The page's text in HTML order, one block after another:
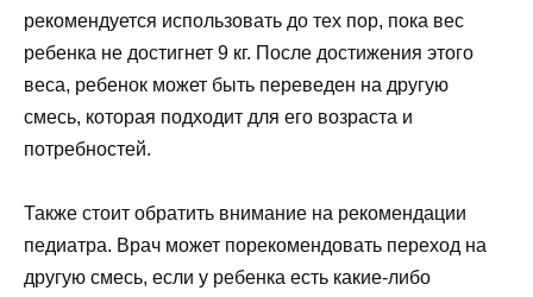
рекомендуется использовать до тех пор, пока вес
ребенка не достигнет 9 кг. После достижения этого
веса, ребенок может быть переведен на другую
смесь, которая подходит для его возраста и
потребностей.
Также стоит обратить внимание на рекомендации
педиатра. Врач может порекомендовать переход на
другую смесь, если у ребенка есть какие-либо